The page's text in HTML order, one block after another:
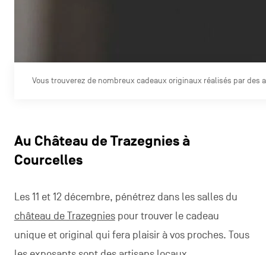
Vous trouverez de nombreux cadeaux originaux réalisés par des
Au Château de Trazegnies à
Courcelles
Les 11 et 12 décembre, pénétrez dans les salles du
château de Trazegniespour trouver le cadeau
unique et original qui fera plaisir à vos proches. Tous